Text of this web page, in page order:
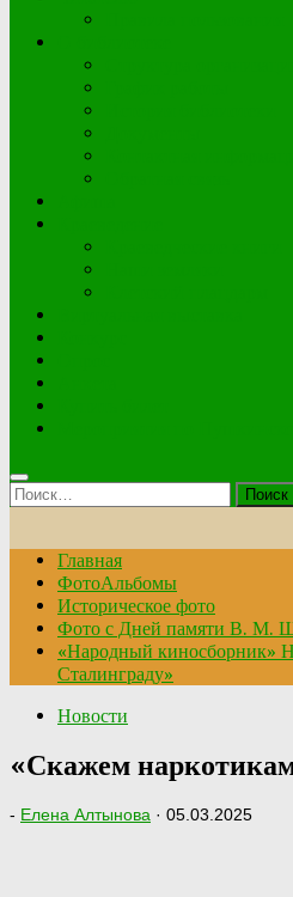
Найти:
Главная
ФотоАльбомы
Историческое фото
Фото с Дней памяти В. М.
«Народный киносборник»
Сталинграду»
Новости
«Скажем
- Елена Алтынова · 05.03.2025